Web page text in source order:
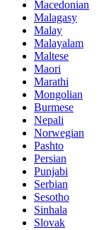
Macedonian
Malagasy
Malay
Malayalam
Maltese
Maori
Marathi
Mongolian
Burmese
Nepali
Norwegian
Pashto
Persian
Punjabi
Serbian
Sesotho
Sinhala
Slovak